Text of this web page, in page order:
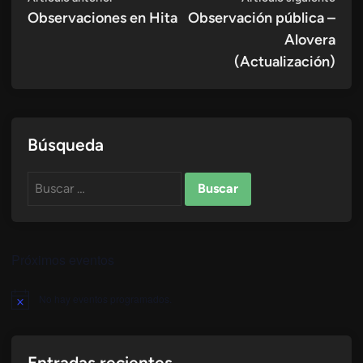
de
anterior:
Observaciones en Hita Observación pública –
Alovera
(Actualización)
Búsqueda
Buscar:
Aviso